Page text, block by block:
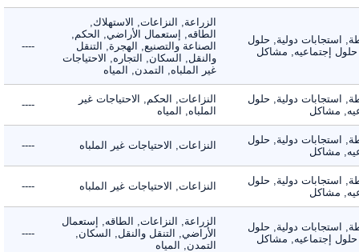
استجابات دولية, حلول
إجتماعيه, مشاكل
الزراعة, النزاعات, الاستهلاك,
الطاقه, إستعمال الأراضي, الحكم,
الصناعة والتصنيع, الهجرة, التنقل
والنقل, السكان, التجاره, الاحتياجات
غير الملباه, التمدن, المياه
----
استجابات دولية, حلول
مشاكل
النزاعات, الحكم, الاحتياجات غير
الملباه, المياه
----
استجابات دولية, حلول
مشاكل
النزاعات, الاحتياجات غير الملباه ----
استجابات دولية, حلول
مشاكل
النزاعات, الاحتياجات غير الملباه ----
استجابات دولية, حلول
إجتماعيه, مشاكل
الزراعة, النزاعات, الطاقه, إستعمال
الأراضي, التنقل والنقل, السكان,
التمدن, المياه
----